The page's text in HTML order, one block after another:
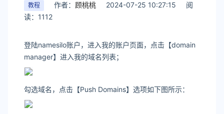
教程 作者： 顾桃桃 2024-07-25 10:27:15
阅
读：1112
登陆namesilo账户，进入我的账户页面，点击【domain
manager】进入我的域名列表；
勾选域名，点击【Push Domains】选项如下图所示：